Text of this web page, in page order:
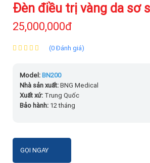
Đèn điều trị vàng da sơ
25,000,000đ
(0 Đánh giá)
Model:BN200
Nhà sản xuất:BNG Medical
Xuất xứ: Trung Quốc
Bảo hành: 12 tháng
GỌI NGAY